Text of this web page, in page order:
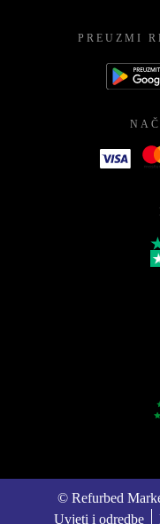
PREUZMI
© Refurbed
Uvjeti i odredbe